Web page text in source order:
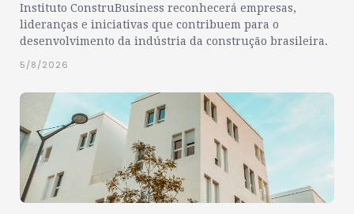
Instituto ConstruBusiness reconhecerá empresas,
lideranças e iniciativas que contribuem para o
desenvolvimento da indústria da construção brasileira.
5/8/2026